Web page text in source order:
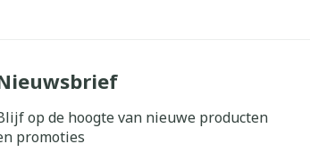
op de hoogte van nieuwe producten
promoties